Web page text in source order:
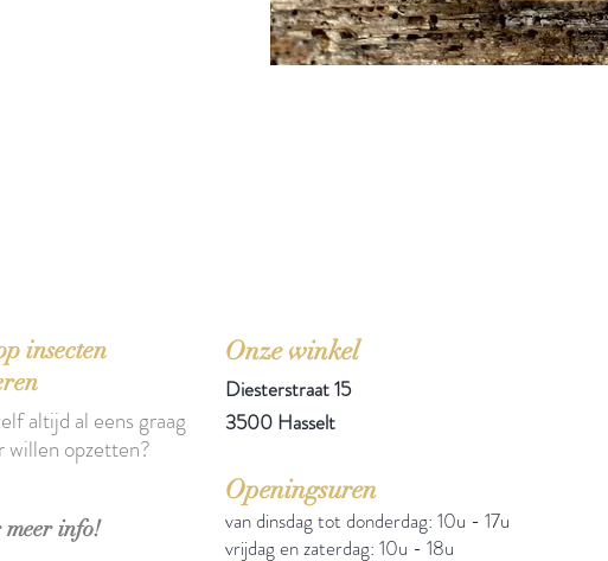
insecten
info!
altijd al eens graag
willen opzetten?
Onze winkel
Diesterstraat 15
3500 Hasselt
Openingsuren
van dinsdag tot donderdag: 10u - 17u
vrijdag en zaterdag: 10u - 18u